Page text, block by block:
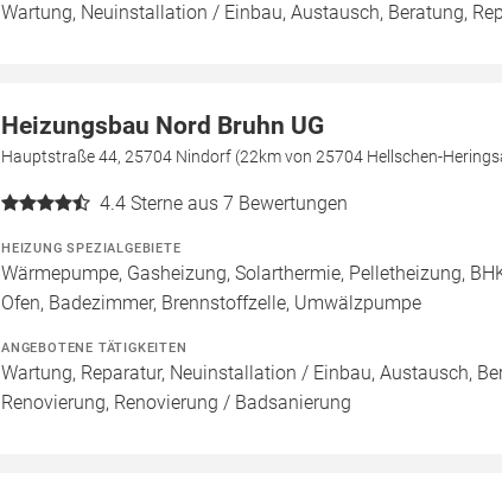
Wartung, Neuinstallation / Einbau, Austausch, Beratung,
Heizungsbau Nord Bruhn UG
Hauptstraße 44, 25704 Nindorf (22km von 25704 Hellschen-
4.4 Sterne aus 7 Bewertungen
HEIZUNG SPEZIALGEBIETE
Wärmepumpe, Gasheizung, Solarthermie, Pelletheizung,
Ofen, Badezimmer, Brennstoffzelle, Umwälzpumpe
ANGEBOTENE TÄTIGKEITEN
Wartung, Reparatur, Neuinstallation / Einbau, Austausch,
Renovierung, Renovierung / Badsanierung